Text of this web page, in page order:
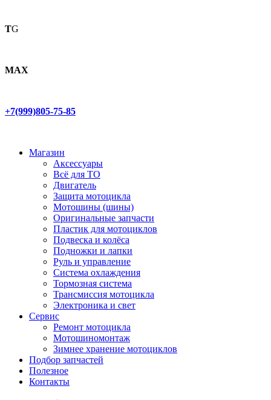
TG
MAX
+7(999)805-75-85
Магазин
Аксессуары
Всё для ТО
Двигатель
Защита мотоцикла
Мотошины (шины)
Оригинальные запчасти
Пластик для мотоциклов
Подвеска и колёса
Подножки и лапки
Руль и управление
Система охлаждения
Тормозная система
Трансмиссия мотоцикла
Электроника и свет
Сервис
Ремонт мотоцикла
Мотошиномонтаж
Зимнее хранение мотоциклов
Подбор запчастей
Полезное
Контакты